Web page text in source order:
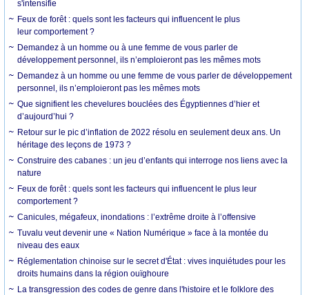
s'intensifie
Feux de forêt : quels sont les facteurs qui influencent le plus
leur comportement ?
Demandez à un homme ou à une femme de vous parler de
développement personnel, ils n’emploieront pas les mêmes mots
Demandez à un homme ou une femme de vous parler de développement
personnel, ils n’emploieront pas les mêmes mots
Que signifient les chevelures bouclées des Égyptiennes d’hier et
d’aujourd’hui ?
Retour sur le pic d’inflation de 2022 résolu en seulement deux ans. Un
héritage des leçons de 1973 ?
Construire des cabanes : un jeu d’enfants qui interroge nos liens avec la
nature
Feux de forêt : quels sont les facteurs qui influencent le plus leur
comportement ?
Canicules, mégafeux, inondations : l’extrême droite à l’offensive
Tuvalu veut devenir une « Nation Numérique » face à la montée du
niveau des eaux
Réglementation chinoise sur le secret d'État : vives inquiétudes pour les
droits humains dans la région ouïghoure
La transgression des codes de genre dans l'histoire et le folklore des